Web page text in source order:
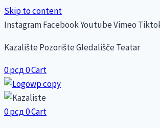
Skip to content
InstagramFacebookYoutubeVimeo
Kazalište Pozorište Gledališče Teatar
0рсд0Cart
0рсд0Cart